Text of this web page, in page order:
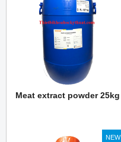
Meat extract powder 25kg
NEW